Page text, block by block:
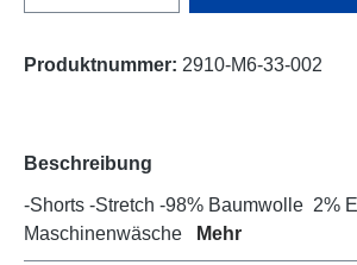
Produktnummer: 2910-M6-33-002
Beschreibung
-Shorts -Stretch -98% Baumwolle 2%
Maschinenwäsche
Mehr